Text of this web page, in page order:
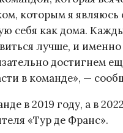
которым я являюсь
себя как дома.
лучше, и именно
достигнем
в команде», —
в 2019 году, а в
«Тур де Франс».